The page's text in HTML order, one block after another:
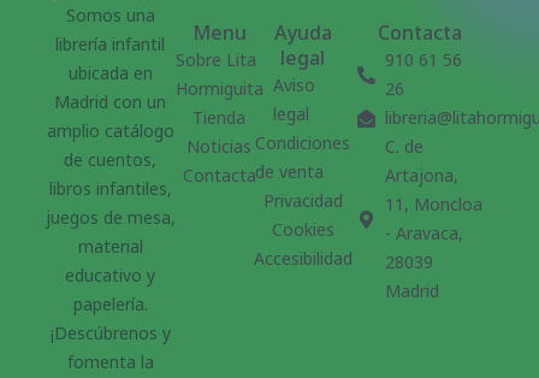
Somos una
librería infantil
ubicada en
Madrid con un
amplio catálogo
de cuentos,
libros infantiles,
juegos de mesa,
material
educativo y
papelería.
¡Descúbrenos y
fomenta la
Menu
Sobre Lita
Hormiguita
Tienda
Noticias
Contacta
Ayuda
legal
Aviso
legal
Condiciones
de venta
Privacidad
Cookies
Accesibilidad
Contacta
910 61 56
26
C. de
Artajona,
11, Moncloa
- Aravaca,
28039
Madrid